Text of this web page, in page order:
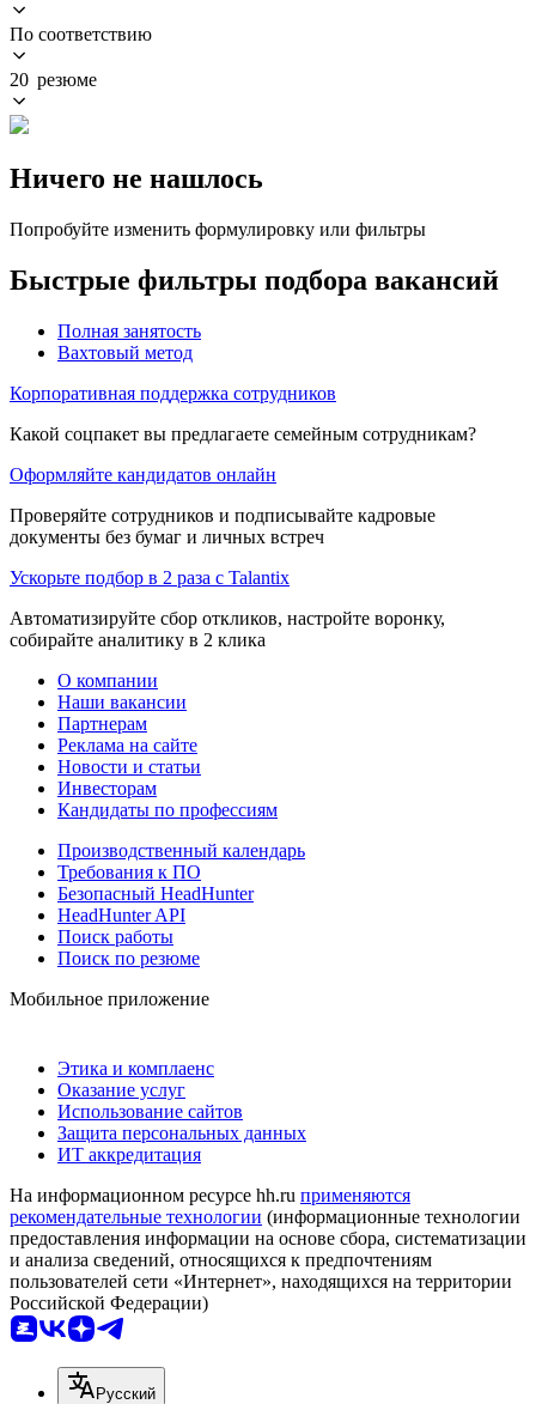
По соответствию
20 резюме
Ничего не нашлось
Попробуйте изменить формулировку или фильтры
Быстрые фильтры подбора вакансий
Полная занятость
Вахтовый метод
Корпоративная поддержка сотрудников
Какой соцпакет вы предлагаете семейным сотрудникам?
Оформляйте кандидатов онлайн
Проверяйте сотрудников и подписывайте кадровые
документы без бумаг и личных встреч
Ускорьте подбор в 2 раза с Talantix
Автоматизируйте сбор откликов, настройте воронку,
собирайте аналитику в 2 клика
О компании
Наши вакансии
Партнерам
Реклама на сайте
Новости и статьи
Инвесторам
Кандидаты по профессиям
Производственный календарь
Требования к ПО
Безопасный HeadHunter
HeadHunter API
Поиск работы
Поиск по резюме
Мобильное приложение
Этика и комплаенс
Оказание услуг
Использование сайтов
Защита персональных данных
ИТ аккредитация
На информационном ресурсе hh.ru применяются
рекомендательные технологии (информационные технологии
предоставления информации на основе сбора, систематизации
и анализа сведений, относящихся к предпочтениям
пользователей сети «Интернет», находящихся на территории
Российской Федерации)
Русский